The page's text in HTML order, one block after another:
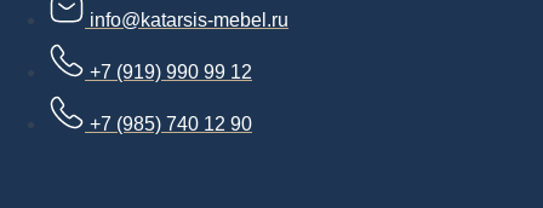
info@katarsis-mebel.ru
+7 (919) 990 99 12
+7 (985) 740 12 90